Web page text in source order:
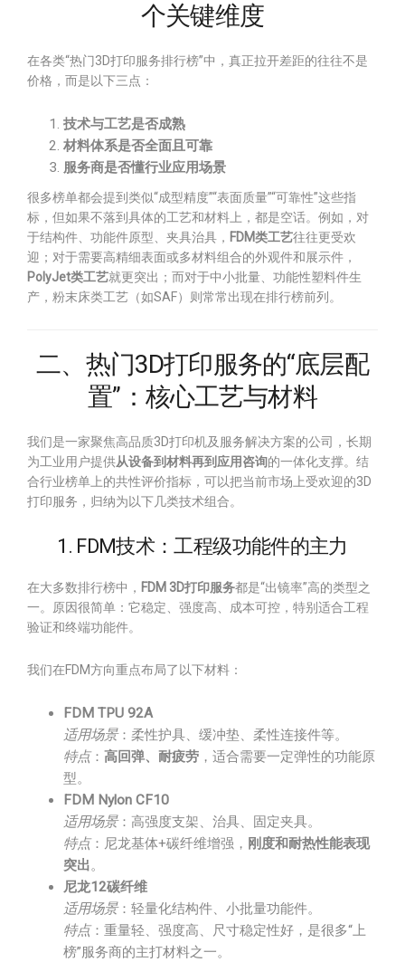
个关键维度
在各类“热门3D打印服务排行榜”中，真正拉开差距的往往不是
价格，而是以下三点：
技术与工艺是否成熟
材料体系是否全面且可靠
服务商是否懂行业应用场景
很多榜单都会提到类似“成型精度”“表面质量”“可靠性”这些指
标，但如果不落到具体的工艺和材料上，都是空话。例如，对
于结构件、功能件原型、夹具治具， FDM类工艺往往更受欢
迎；对于需要高精细表面或多材料组合的外观件和展示件，
PolyJet类工艺就更突出；而对于中小批量、功能性塑料件生
产，粉末床类工艺（如SAF）则常常出现在排行榜前列。
二、热门3D打印服务的“底层配
置”：核心工艺与材料
我们是一家聚焦高品质3D打印机及服务解决方案的公司，长期
为工业用户提供从设备到材料再到应用咨询的一体化支撑。结
合行业榜单上的共性评价指标，可以把当前市场上受欢迎的3D
打印服务，归纳为以下几类技术组合。
1. FDM技术：工程级功能件的主力
在大多数排行榜中， FDM 3D打印服务都是“出镜率”高的类型之
一。原因很简单：它稳定、强度高、成本可控，特别适合工程
验证和终端功能件。
我们在FDM方向重点布局了以下材料：
FDM TPU 92A
适用场景：柔性护具、缓冲垫、柔性连接件等。
特点： 高回弹、耐疲劳 ，适合需要一定弹性的功能原
型。
FDM Nylon CF10
适用场景：高强度支架、治具、固定夹具。
特点：尼龙基体+碳纤维增强， 刚度和耐热性能表现
突出。
尼龙12碳纤维
适用场景：轻量化结构件、小批量功能件。
特点：重量轻、强度高、尺寸稳定性好，是很多“上
榜”服务商的主打材料之一。